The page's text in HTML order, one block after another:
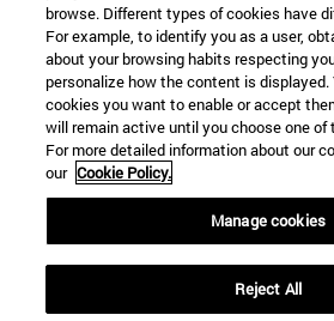
Accesos directos
Biblioteca(abre en nueva
(abre en nueva
Aula virtual ADI(abre en nueva
Búsqueda de personas(abre
Trabaja con nosotros(abre en
browse. Different types of cookies have
For example, to identify you as a user,
about your browsing habits respecting
personalize how the content is
cookies you want to enable or accept
will remain active until you choose one
For more detailed information about our
our Cookie Policy.
Manage cookies
Reject All